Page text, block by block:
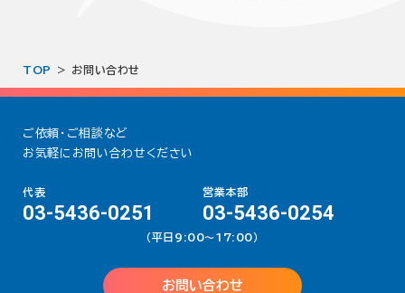
TOP お問い合わせ
ご依頼・ご相談など
お気軽にお問い合わせください
代表
03-5436-0251
営業本部
03-5436-0254
（平日9:00〜17:00）
お問い合わせ